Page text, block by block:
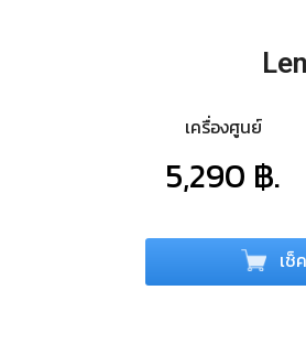
เครื่องศูนย์
5,290 ฿.
เช็